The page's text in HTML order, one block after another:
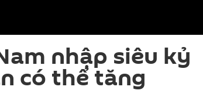
nhập siêu kỷ
có thể tăng